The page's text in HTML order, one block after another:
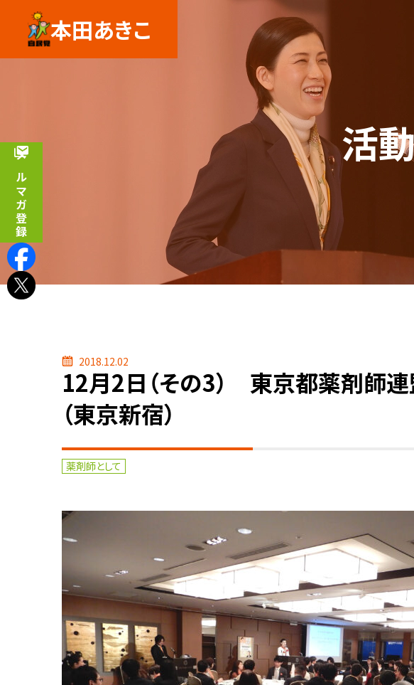
本田あきこ
活
メルマガ登録
2018.12.02
12月2日（その3） 東京都薬剤師連
（東京新宿）
薬剤師として